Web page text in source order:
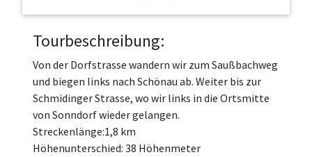
Tourbeschreibung:
Von der Dorfstrasse wandern wir zum Saußbachweg
und biegen links nach Schönau ab. Weiter bis zur
Schmidinger Strasse, wo wir links in die Ortsmitte
von Sonndorf wieder gelangen.
Streckenlänge:1,8 km
Höhenunterschied: 38 Höhenmeter